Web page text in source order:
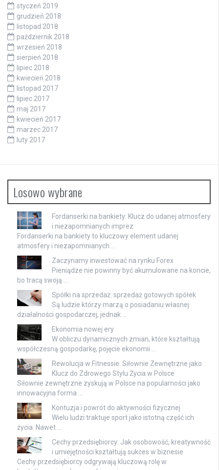
styczeń 2019
grudzień 2018
listopad 2018
październik 2018
wrzesień 2018
sierpień 2018
lipiec 2018
kwiecień 2018
listopad 2017
lipiec 2017
maj 2017
kwiecień 2017
marzec 2017
luty 2017
Losowo wybrane
Fordanserki na bankiety: Klucz do udanej atmosfery
i niezapomnianych imprez
Fordanserki na bankiety to kluczowy element udanej
atmosfery i niezapomnianych …
Zaczynamy inwestować na rynku Forex
Pieniądze nie powinny być akumulowane na koncie,
bo tracą swoją …
Spółki na sprzedaż: sprzedaż gotowych spółek
Są ludzie którzy marzą o posiadaniu własnej
działalności gospodarczej, jednak …
Ekonomia nowej ery
W obliczu dynamicznych zmian, które kształtują
współczesną gospodarkę, pojęcie ekonomii …
Rewolucja w Fitnessie: Siłownie Zewnętrzne jako
Klucz do Zdrowego Stylu Życia w Polsce
Siłownie zewnętrzne zyskują w Polsce na popularności jako
innowacyjna forma …
Kontuzja i powrót do aktywności fizycznej
Wielu ludzi traktuje sport jako istotną część ich
życia. Nawet …
Cechy przedsiębiorcy: Jak osobowość, kreatywność
i umiejętności kształtują sukces w biznesie
Cechy przedsiębiorcy odgrywają kluczową rolę w